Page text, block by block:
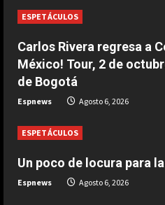
2
DEPORTES
Las Ligas
3
del
Agosto 6, 2026
ESPETÁCULOS
Carlos Rivera regresa a
México! Tour, 2 de
de Bogotá
Espnews Agosto 6, 2026
ESPETÁCULOS
Un poco de locura para
Espnews Agosto 6, 2026